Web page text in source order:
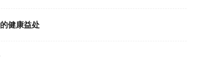
健康益处